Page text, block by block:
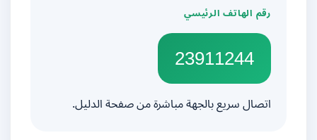
رقم الهاتف الرئيسي
23911244
اتصال سريع بالجهة مباشرة من صفحة الدليل.